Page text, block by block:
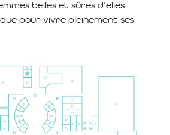
belles et sûres d’elles.
pour vivre pleinement ses